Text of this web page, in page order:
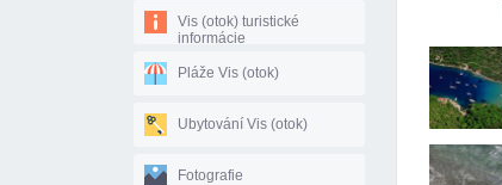
Vis (otok) turistické
informácie
Pláže Vis (otok)
Ubytování Vis (otok)
Fotografie